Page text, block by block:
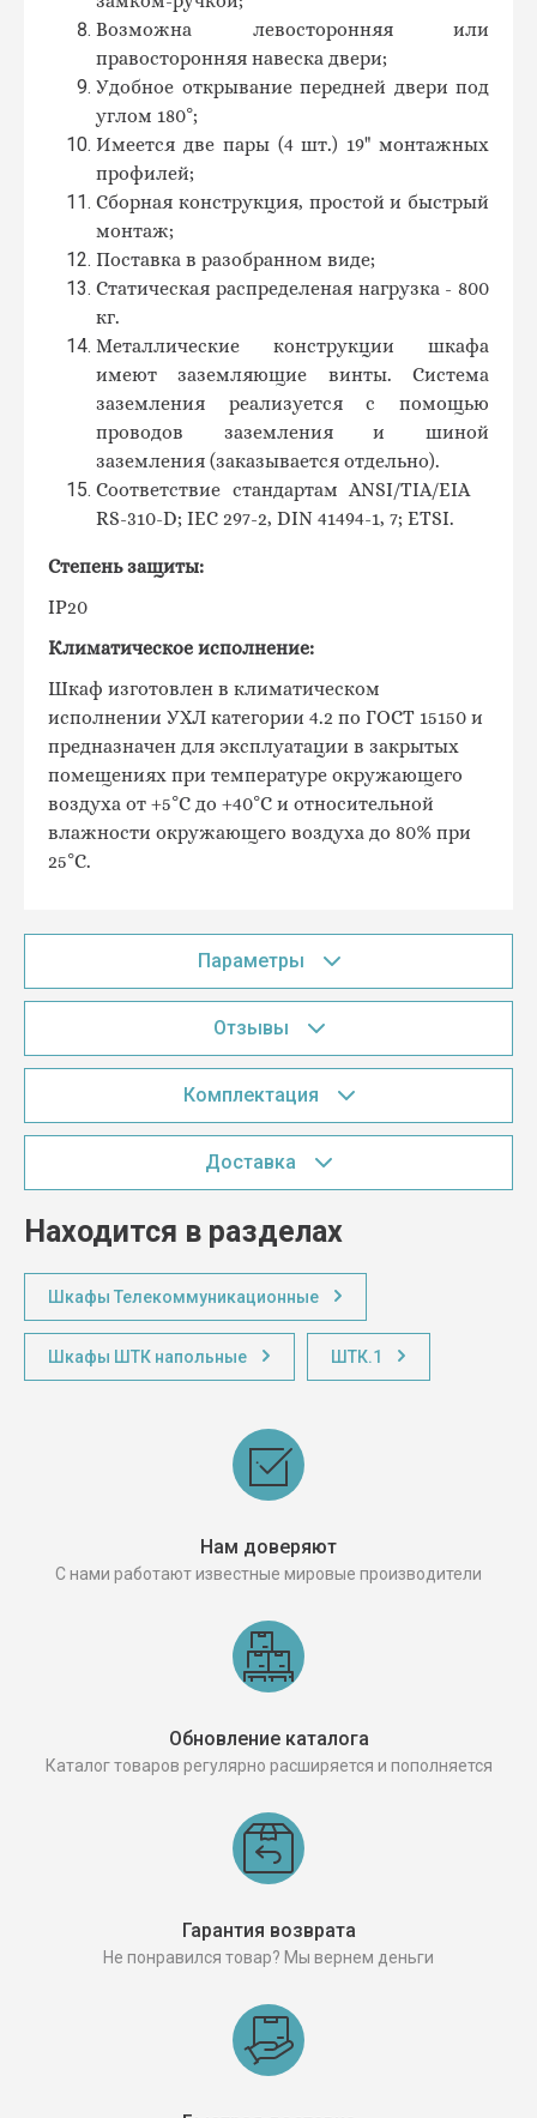
Возможна левосторонняя или
правосторонняя навеска двери;
Удобное открывание передней двери под
углом 180°;
Имеется две пары (4 шт.) 19" монтажных
профилей;
Сборная конструкция, простой и быстрый
монтаж;
Поставка в разобранном виде;
Статическая распределеная нагрузка - 800
кг.
Металлические конструкции шкафа
имеют заземляющие винты. Система
заземления реализуется с помощью
проводов заземления и шиной
заземления (заказывается отдельно).
Соответствие стандартам ANSI/TIA/EIA
RS-310-D; IEC 297-2, DIN 41494-1, 7; ETSI.
Степень защиты:
IP20
Климатическое исполнение:
Шкаф изготовлен в климатическом
исполнении УХЛ категории 4.2 по ГОСТ 15150 и
предназначен для эксплуатации в закрытых
помещениях при температуре окружающего
воздуха от +5°С до +40°С и относительной
влажности окружающего воздуха до 80% при
25°С.
Параметры
Отзывы
Комплектация
Доставка
Находится в разделах
Шкафы Телекоммуникационные
Шкафы ШТК напольные ШТК.1
Нам доверяют
С нами работают известные мировые производители
Обновление каталога
Каталог товаров регулярно расширяется и пополняется
Гарантия возврата
Не понравился товар? Мы вернем деньги